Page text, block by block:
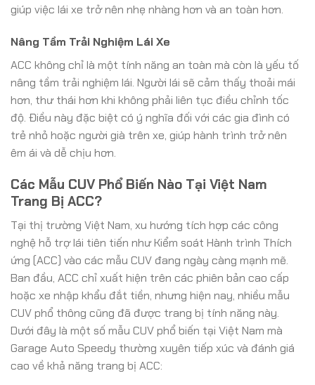
giúp việc lái xe trở nên nhẹ nhàng hơn và an toàn hơn.
Nâng Tầm Trải Nghiệm Lái Xe
ACC không chỉ là một tính năng an toàn mà còn là yếu tố
nâng tầm trải nghiệm lái. Người lái sẽ cảm thấy thoải mái
hơn, thư thái hơn khi không phải liên tục điều chỉnh tốc
độ. Điều này đặc biệt có ý nghĩa đối với các gia đình có
trẻ nhỏ hoặc người già trên xe, giúp hành trình trở nên
êm ái và dễ chịu hơn.
Các Mẫu CUV Phổ Biến Nào Tại Việt Nam
Trang Bị ACC?
Tại thị trường Việt Nam, xu hướng tích hợp các công
nghệ hỗ trợ lái tiên tiến như Kiểm soát Hành trình Thích
ứng (ACC) vào các mẫu CUV đang ngày càng mạnh mẽ.
Ban đầu, ACC chỉ xuất hiện trên các phiên bản cao cấp
hoặc xe nhập khẩu đắt tiền, nhưng hiện nay, nhiều mẫu
CUV phổ thông cũng đã được trang bị tính năng này.
Dưới đây là một số mẫu CUV phổ biến tại Việt Nam mà
Garage Auto Speedy thường xuyên tiếp xúc và đánh giá
cao về khả năng trang bị ACC: